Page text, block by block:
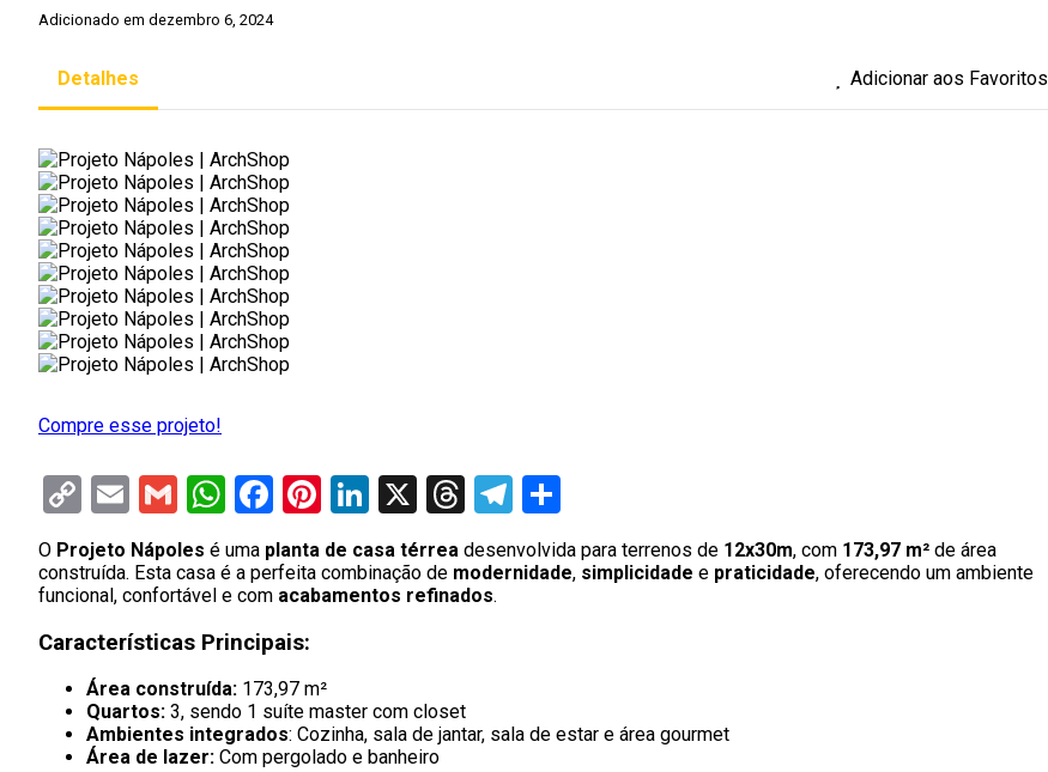
Adicionado em dezembro 6, 2024
Detalhes Adicionar aos Favoritos
Compre esse projeto!
Copy
Link
EmailGmailWhatsApp
Facebook
Pinterest
LinkedIn
X Threads
Telegram
O Projeto Nápoles é uma planta de casa térrea desenvolvida para terrenos de 12x30m, com 173,97 m² de área
construída. Esta casa é a perfeita combinação de modernidade, simplicidade e praticidade, oferecendo um ambiente
funcional, confortável e com acabamentos refinados.
Características Principais:
Área construída: 173,97 m²
Quartos: 3, sendo 1 suíte master com closet
Ambientes integrados: Cozinha, sala de jantar, sala de estar e área gourmet
Área de lazer: Com pergolado e banheiro